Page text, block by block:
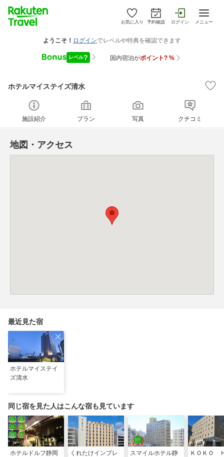
お気に入り 予約確認 ログイン メニュー
ホテルマイステイズ清水
施設紹介 プラン 写真 クチコミ
地図・アクセス
最近見た宿
ホテルマイステイ
ズ清水
同じ宿を見た人はこんな宿も見ています
ホテルドルフ静岡
くれたけインプレ
スマイルホテル静
ＫＯＫＯ